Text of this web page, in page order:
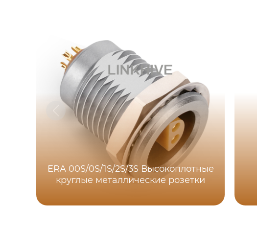
ERA 00S/0S/1S/2S/3S Высокоплотные
круглые металлические розетки